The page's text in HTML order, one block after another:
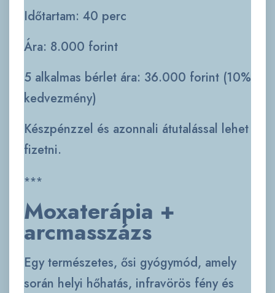
Időtartam: 40 perc
Ára: 8.000 forint
5 alkalmas bérlet ára: 36.000 forint (10%
kedvezmény)
Készpénzzel és azonnali átutalással lehet
fizetni.
***
Moxaterápia +
arcmasszázs
Egy természetes, ősi gyógymód, amely
során helyi hőhatás, infravörös fény és